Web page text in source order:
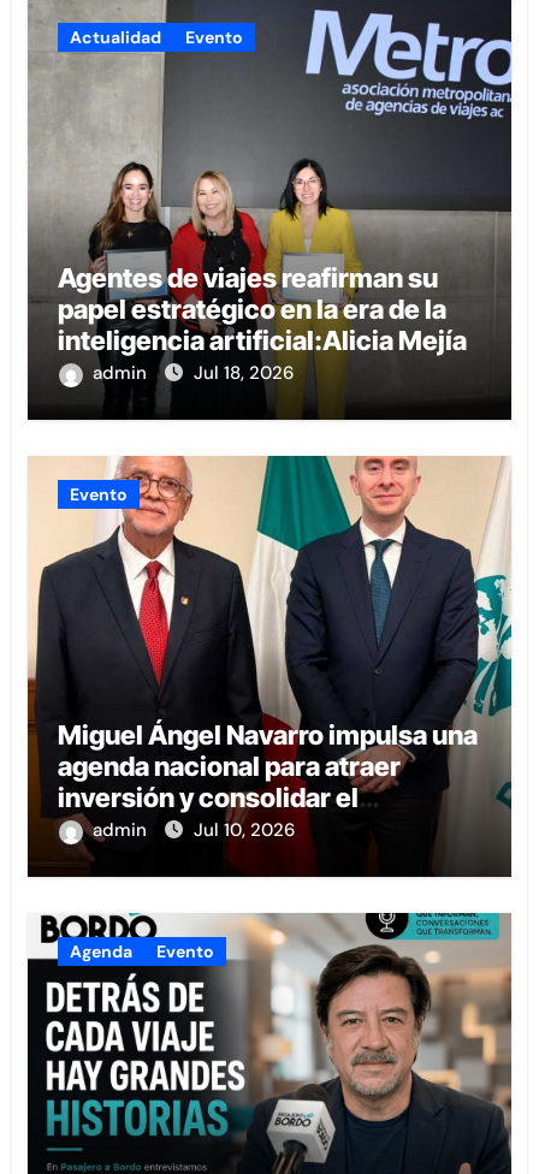
Actualidad Evento
Agentes de viajes reafirman su
papel estratégico en la era de la
inteligencia artificial:Alicia Mejía
admin Jul 18, 2026
Evento
Miguel Ángel Navarro impulsa una
agenda nacional para atraer
inversión y consolidar el
desarrollo de Nayarit.
admin Jul 10, 2026
Agenda Evento